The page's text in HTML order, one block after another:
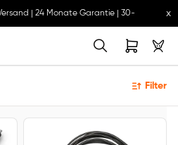
| 24 Monate Garantie | 30-Tage- x
Filter